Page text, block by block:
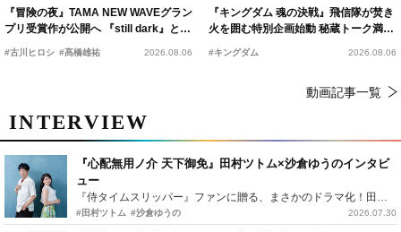
『冒険の夜』TAMA NEW WAVEグラン
プリ受賞作が公開へ 『still dark』と同
時上映決定
#古川ヒロシ #髙橋雄祐 2026.08.06
『キングダム 魂の決戦』飛信隊が焚き
火を囲む特別企画始動 秘蔵トーク満載
の“キングダムキャンプ”開催
#キングダム 2026.08.06
動画記事一覧
INTERVIEW
『心配無用ノ介 天下御免』田村ツトム×沙倉ゆうのインタビ
ュー
『侍タイムスリッパー』ファンに贈る、まさかのドラマ化！田村ツトム×沙倉ゆうのが語る『心配無用ノ介』撮影秘話
#田村ツトム #沙倉ゆうの 2026.07.30